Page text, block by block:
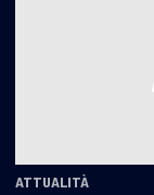
ATTUALITÀ